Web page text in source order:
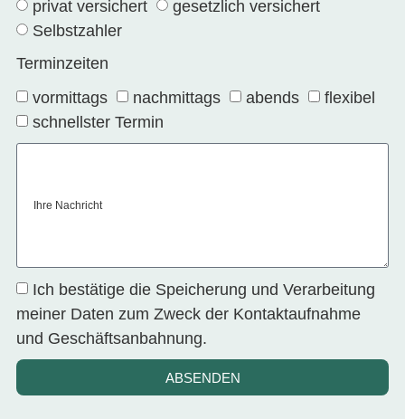
privat versichert
gesetzlich versichert
Selbstzahler
Terminzeiten
vormittags
nachmittags abends
flexibel
schnellster Termin
Ihre Nachricht
Ich bestätige die Speicherung und Verarbeitung
meiner Daten zum Zweck der Kontaktaufnahme
und Geschäftsanbahnung.
ABSENDEN